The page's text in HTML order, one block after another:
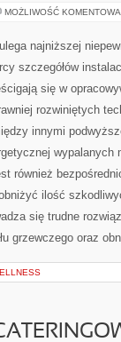
MOŻLIWOŚĆ
najniższej
szczegółów
się w
rozwiniętych
innymi
wypalanych
również
ilość
się trudne
grzewczego oraz